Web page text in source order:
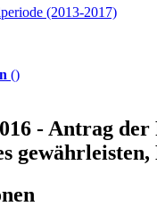
(2013-2017)
()
- Antrag
gewährleisten,